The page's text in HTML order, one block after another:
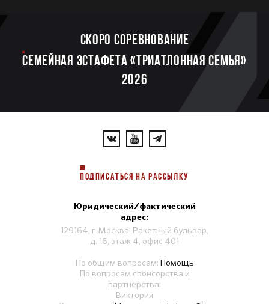
Скоро соревнование
Семейная эстафета «Триатлонная семья»
2026
ПОДПИСАТЬСЯ НА РАССЫЛКУ
Юридический/фактический
адрес:
129164, г. Москва, Ракетный бульвар,
д. 16, этаж 4, офис 401
По общим вопросам: Помощь
По вопросам спонсорства и
партнерства:
Виктория